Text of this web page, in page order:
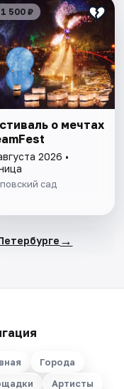
500 ₽
о мечтах
2026 •
сад
→
Города
Артисты